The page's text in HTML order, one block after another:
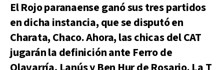
El Rojo paranaense ganó sus tres partidos
en dicha instancia, que se disputó en
Charata, Chaco. Ahora, las chicas del CAT
jugarán la definición ante Ferro de